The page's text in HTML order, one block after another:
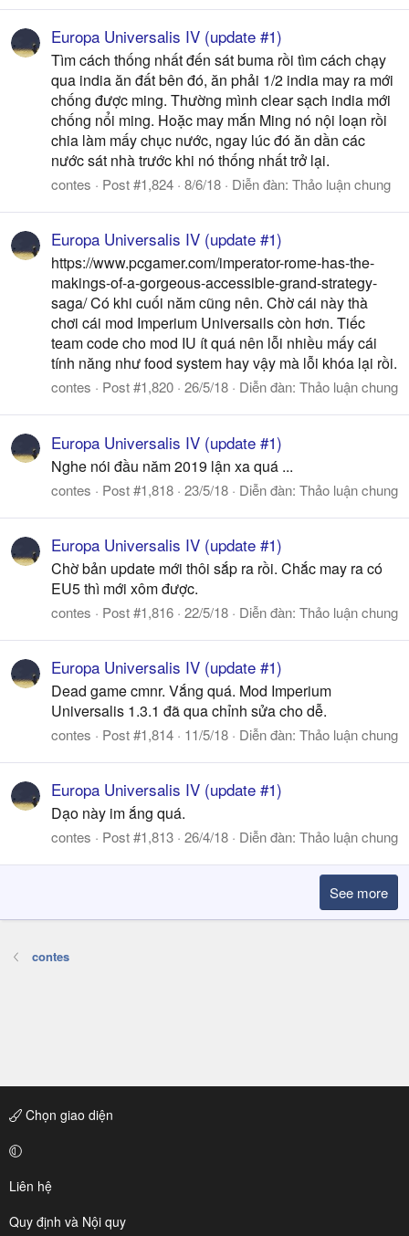
Europa Universalis IV (update #1)
Tìm cách thống nhất đến sát buma rồi tìm cách chạy
qua india ăn đất bên đó, ăn phải 1/2 india may ra mới
chống được ming. Thường mình clear sạch india mới
chống nổi ming. Hoặc may mắn Ming nó nội loạn rồi
chia làm mấy chục nước, ngay lúc đó ăn dần các
nước sát nhà trước khi nó thống nhất trở lại.
contes Post #1,824 8/6/18 Diễn đàn: Thảo luận chung
Europa Universalis IV (update #1)
https://www.pcgamer.com/imperator-rome-has-the-
makings-of-a-gorgeous-accessible-grand-strategy-
saga/ Có khi cuối năm cũng nên. Chờ cái này thà
chơi cái mod Imperium Universails còn hơn. Tiếc
team code cho mod IU ít quá nên lỗi nhiều mấy cái
tính năng như food system hay vậy mà lỗi khóa lại rồi.
contes Post #1,820 26/5/18 Diễn đàn: Thảo luận chung
Europa Universalis IV (update #1)
Nghe nói đầu năm 2019 lận xa quá ...
contes Post #1,818 23/5/18 Diễn đàn: Thảo luận chung
Europa Universalis IV (update #1)
Chờ bản update mới thôi sắp ra rồi. Chắc may ra có
EU5 thì mới xôm được.
contes Post #1,816 22/5/18 Diễn đàn: Thảo luận chung
Europa Universalis IV (update #1)
Dead game cmnr. Vắng quá. Mod Imperium
Universalis 1.3.1 đã qua chỉnh sửa cho dễ.
contes Post #1,814 11/5/18 Diễn đàn: Thảo luận chung
Europa Universalis IV (update #1)
Dạo này im ắng quá.
contes Post #1,813 26/4/18 Diễn đàn: Thảo luận chung
See more
contes
Chọn giao diện
Liên hệ
Quy định và Nội quy